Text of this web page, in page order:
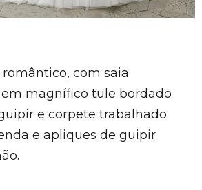
com saia
magnífico tule bordado
e corpete trabalhado
e apliques de guipir